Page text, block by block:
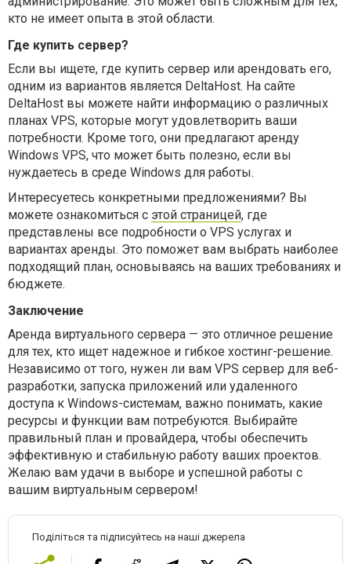
кто не имеет опыта в этой области.
Где купить сервер?
Если вы ищете, где купить сервер или арендовать его,
одним из вариантов является DeltaHost. На сайте
DeltaHost вы можете найти информацию о различных
планах VPS, которые могут удовлетворить ваши
потребности. Кроме того, они предлагают аренду
Windows VPS, что может быть полезно, если вы
нуждаетесь в среде Windows для работы.
Интересуетесь конкретными предложениями? Вы
можете ознакомиться с этой страницей, где
представлены все подробности о VPS услугах и
вариантах аренды. Это поможет вам выбрать наиболее
подходящий план, основываясь на ваших требованиях и
бюджете.
Заключение
Аренда виртуального сервера — это отличное решение
для тех, кто ищет надежное и гибкое хостинг-решение.
Независимо от того, нужен ли вам VPS сервер для веб-
разработки, запуска приложений или удаленного
доступа к Windows-системам, важно понимать, какие
ресурсы и функции вам потребуются. Выбирайте
правильный план и провайдера, чтобы обеспечить
эффективную и стабильную работу ваших проектов.
Желаю вам удачи в выборе и успешной работы с
вашим виртуальным сервером!
Поділіться та підписуйтесь на наші джерела